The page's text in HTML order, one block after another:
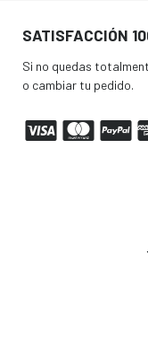
SATISFACCIÓN
Si no quedas
o cambiar tu pedido.